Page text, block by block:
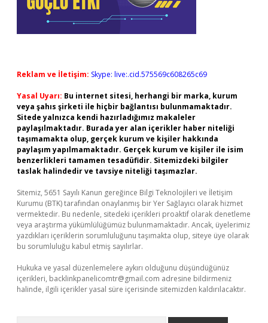
Reklam ve İletişim: Skype: live:.cid.575569c608265c69
Yasal Uyarı: Bu internet sitesi, herhangi bir marka, kurum
veya şahıs şirketi ile hiçbir bağlantısı bulunmamaktadır.
Sitede yalnızca kendi hazırladığımız makaleler
paylaşılmaktadır. Burada yer alan içerikler haber niteliği
taşımamakta olup, gerçek kurum ve kişiler hakkında
paylaşım yapılmamaktadır. Gerçek kurum ve kişiler ile isim
benzerlikleri tamamen tesadüfidir. Sitemizdeki bilgiler
taslak halindedir ve tavsiye niteliği taşımazlar.
Sitemiz, 5651 Sayılı Kanun gereğince Bilgi Teknolojileri ve İletişim
Kurumu (BTK) tarafından onaylanmış bir Yer Sağlayıcı olarak hizmet
vermektedir. Bu nedenle, sitedeki içerikleri proaktif olarak denetleme
veya araştırma yükümlülüğümüz bulunmamaktadır. Ancak, üyelerimiz
yazdıkları içeriklerin sorumluluğunu taşımakta olup, siteye üye olarak
bu sorumluluğu kabul etmiş sayılırlar.
Hukuka ve yasal düzenlemelere aykırı olduğunu düşündüğünüz
içerikleri, backlinkpanelicomtr@gmail.com adresine bildirmeniz
halinde, ilgili içerikler yasal süre içerisinde sitemizden kaldırılacaktır.